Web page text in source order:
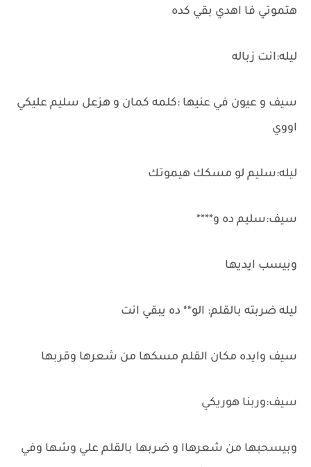
هتموتي فا اهدي بقي كده
ليله:انت زباله
سيف و عيون في عنيها :كلمه كمان و هزعل سليم عليكي
اووي
ليله:سليم لو مسكك هيموتك
سيف:سليم ده و****
وبيسب ايديها
ليله ضربته بالقلم: الو** ده يبقي انت
سيف وايده مكان القلم مسكها من شعرها وقربها
سيف:وربنا هوريكي
وبيسحبها من شعرهاا و ضربها بالقلم علي وشها وفي